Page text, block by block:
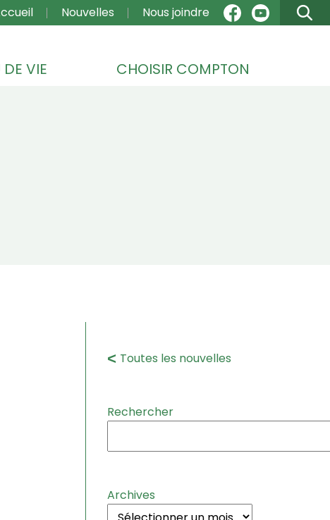
Nouvelles Nous joindre
DE VIE CHOISIR COMPTON
Toutes les nouvelles
Rechercher
Archives